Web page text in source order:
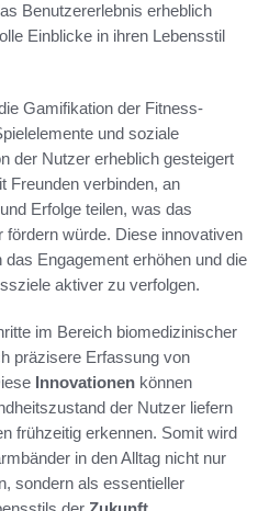
Benutzererlebnis erheblich
Einblicke in ihren Lebensstil
Gamifikation der Fitness-
und soziale
der Nutzer erheblich gesteigert
Freunden verbinden, an
Erfolge teilen, was das
würde. Diese innovativen
Engagement erhöhen und die
aktiver zu verfolgen.
im Bereich biomedizinischer
präzisere Erfassung von
Innovationen können
der Nutzer liefern
frühzeitig erkennen. Somit wird
in den Alltag nicht nur
sondern als essentieller